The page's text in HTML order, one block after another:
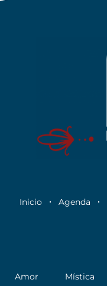
Inicio Agenda
Amor Mística